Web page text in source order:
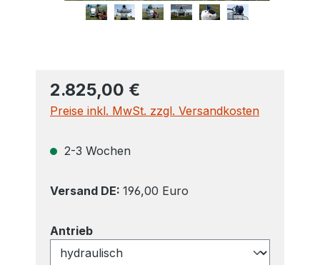
2.825,00 €
Preise inkl. MwSt. zzgl. Versandkosten
2-3 Wochen
Versand DE: 196,00 Euro
Antriebauswählen